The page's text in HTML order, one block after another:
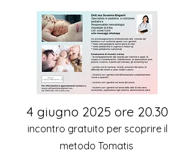
4 giugno 2025 ore 20.30
incontro gratuito per scoprire il
metodo Tomatis